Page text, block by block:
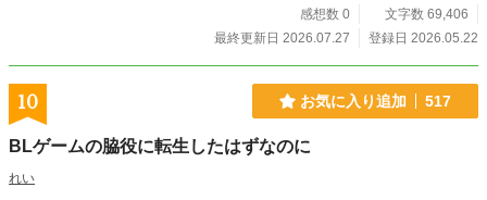
感想数 0
文字数 69,406
最終更新日 2026.07.27
登録日 2026.05.22
10 お気に入り追加 517
BLゲームの脇役に転生したはずなのに
れい